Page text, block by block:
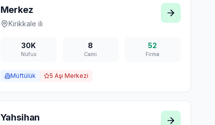
Merkez
Kirikkale ili
30K
Nüfus
8
Cami
52
Firma
Müftülük 5 Aşı Merkezi
Yahsihan